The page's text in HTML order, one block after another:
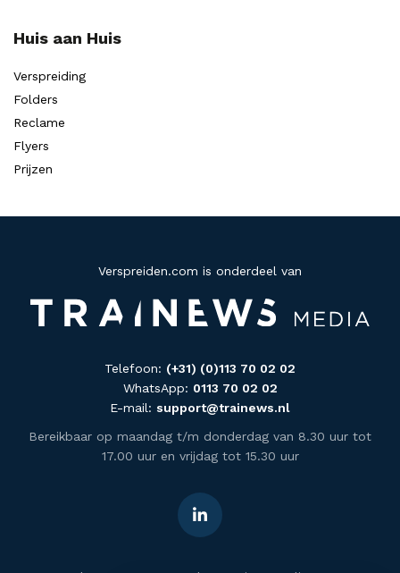
Huis aan Huis
Verspreiding
Folders
Reclame
Flyers
Prijzen
Verspreiden.com is onderdeel van
Telefoon: (+31) (0)113 70 02 02
WhatsApp: 0113 70 02 02
E-mail: support@trainews.nl
Bereikbaar op maandag t/m donderdag van 8.30 uur tot
17.00 uur en vrijdag tot 15.30 uur